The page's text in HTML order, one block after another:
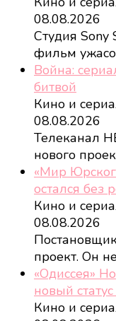
08.08.2026
Студия Sony
фильм
Война:
битвой
Кино и
08.08.2026
Телеканал
нового
«Мир
остался без
Кино и
08.08.2026
проект. Он
«Одиссея»
новый
Кино и